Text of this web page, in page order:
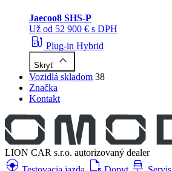
Jaecoo8 SHS-P
Už od 52 900 € s DPH
ev_station Plug-in Hybrid
Skryť keyboard_arrow_up
Vozidlá skladom 38
Značka
Kontakt
LION CAR s.r.o. autorizovaný dealer
search_hands_free file_open car_repair